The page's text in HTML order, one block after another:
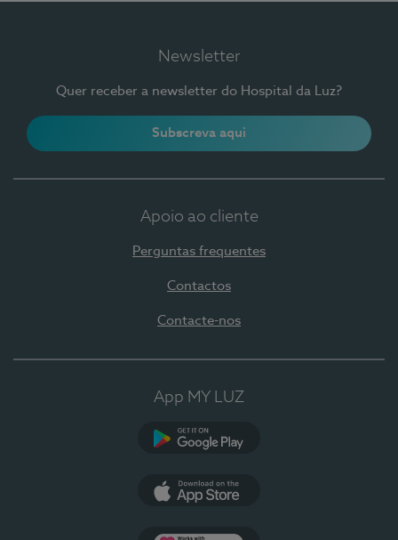
Newsletter
Quer receber a newsletter do Hospital da Luz?
Subscreva aqui
Apoio ao cliente
Perguntas frequentes
Contactos
Contacte-nos
App MY LUZ